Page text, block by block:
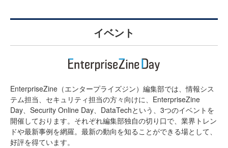
イベント
EnterpriseZine（エンタープライズジン）編集部では、情報シス
テム担当、セキュリティ担当の方々向けに、EnterpriseZine
Day、Security Online Day、DataTechという、3つのイベントを
開催しております。それぞれ編集部独自の切り口で、業界トレン
ドや最新事例を網羅。最新の動向を知ることができる場として、
好評を得ています。